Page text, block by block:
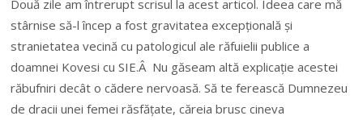
Două zile am întrerupt scrisul la acest articol. Ideea care mă
stârnise să-l încep a fost gravitatea excepțională și
stranietatea vecină cu patologicul ale răfuielii publice a
doamnei Kovesi cu SIE.Â Nu găseam altă explicație acestei
răbufniri decât o cădere nervoasă. Să te ferească Dumnezeu
de dracii unei femei răsfățate, căreia brusc cineva